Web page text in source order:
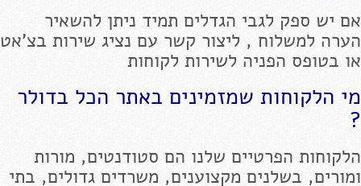
אם יש ספק לגבי הגדלים תמיד ניתן להשאיר
הערה למשלוח , ליצור קשר עם נציג שירות בצ'אט
או בטופס הפניה לשירות לקוחות
מי הלקוחות שמזמינים באתר הכל בדולר
?
הלקוחות הפרטיים שלנו הם סטודנטים, מורות
ומורים, בשלנים מקצוענים, משרדים גדולים, בתי